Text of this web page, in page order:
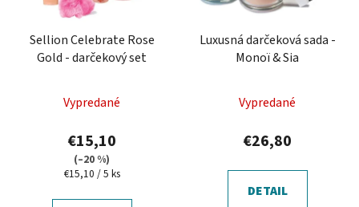
Sellion Celebrate Rose
Gold - darčekový set
Vypredané
€15,10
(–20 %)
Jednotková
€15,10 / 5 ks
Luxusná darčeková sada -
Monoï & Sia
hodnotenie
produktu
je
5,0
z
Vypredané
€26,80
DETAIL